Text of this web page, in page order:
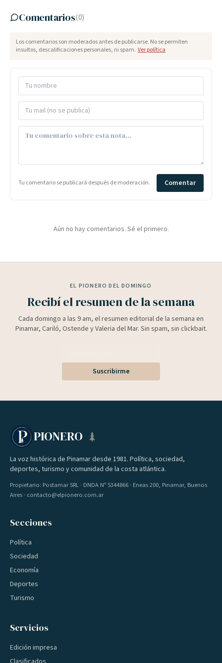
Comentarios(0)
Los comentarios son moderados antes de publicarse. No se permiten
insultos, descalificaciones personales, ni spam. Ver política
Tu comentario se publicará después de moderación. Comentar
Aún no hay comentarios. Sé el primero.
EL PIONERO DEL DOMINGO
Recibí el resumen de la semana
Cada domingo a las 9 am, el resumen editorial de la semana en
Pinamar, Cariló, Ostende y Valeria del Mar. Sin spam, sin clickbait.
Suscribirme
PIONERO
La voz histórica de Pinamar desde 1981. Política, sociedad,
deportes, turismo y comunidad de la costa atlántica.
Propietario: Postamar SRL · DNDA Nº 5344866 · Eneas 200, Pinamar, Buenos
Aires · contacto@elpionero.com.ar
Secciones
Política
Sociedad
Economía
Deportes
Turismo
Servicios
Edición impresa